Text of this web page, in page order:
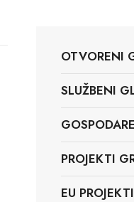
OTVORENI
SLUŽBENI
PROJEKTI
EU PROJEKTI